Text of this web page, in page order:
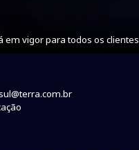
em vigor para todos os clientes